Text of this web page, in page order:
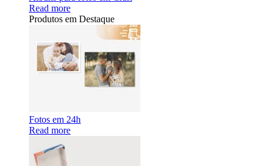
Read more
Produtos em Destaque
Fotos em 24h
Read more